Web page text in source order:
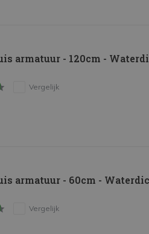
armatuur - 120cm -
Vergelijk
armatuur - 60cm -
Vergelijk